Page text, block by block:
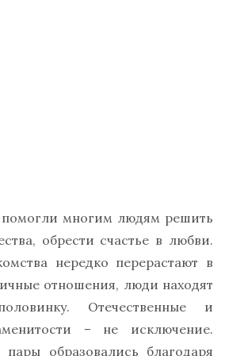
многим людям решить
обрести счастье в любви.
нередко перерастают в
отношения, люди находят
Отечественные и
– не исключение.
образовались благодаря